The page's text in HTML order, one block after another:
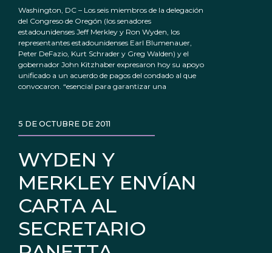
Washington, DC – Los seis miembros de la delegación
del Congreso de Oregón (los senadores
estadounidenses Jeff Merkley y Ron Wyden, los
representantes estadounidenses Earl Blumenauer,
Peter DeFazio, Kurt Schrader y Greg Walden) y el
gobernador John Kitzhaber expresaron hoy su apoyo
unificado a un acuerdo de pagos del condado al que
convocaron. “esencial para garantizar una
WYDEN Y
MERKLEY ENVÍAN
CARTA AL
SECRETARIO
5 DE OCTUBRE DE 2011